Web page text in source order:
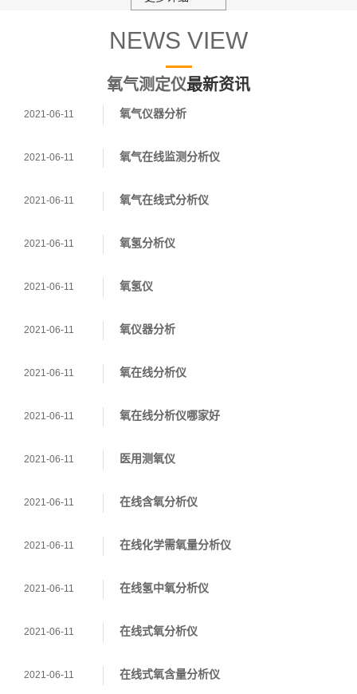
NEWS VIEW
氧气测定仪最新资讯
2021-06-11 氧气仪器分析
2021-06-11 氧气在线监测分析仪
2021-06-11 氧气在线式分析仪
2021-06-11 氧氢分析仪
2021-06-11 氧氢仪
2021-06-11 氧仪器分析
2021-06-11 氧在线分析仪
2021-06-11 氧在线分析仪哪家好
2021-06-11 医用测氧仪
2021-06-11 在线含氧分析仪
2021-06-11 在线化学需氧量分析仪
2021-06-11 在线氢中氧分析仪
2021-06-11 在线式氧分析仪
2021-06-11 在线式氧含量分析仪